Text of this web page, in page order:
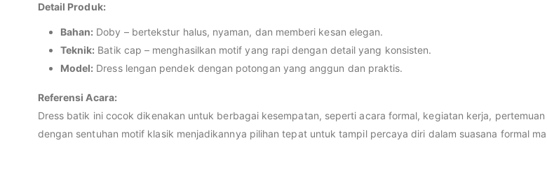
Detail Produk:
Bahan: Doby – bertekstur halus, nyaman, dan memberi kesan elegan.
Teknik: Batik cap – menghasilkan motif yang rapi dengan detail yang konsisten.
Model: Dress lengan pendek dengan potongan yang anggun dan praktis.
Referensi Acara:
Dress batik ini cocok dikenakan untuk berbagai kesempatan, seperti acara formal, kegiatan kerja,
dengan sentuhan motif klasik menjadikannya pilihan tepat untuk tampil percaya diri dalam suasana formal